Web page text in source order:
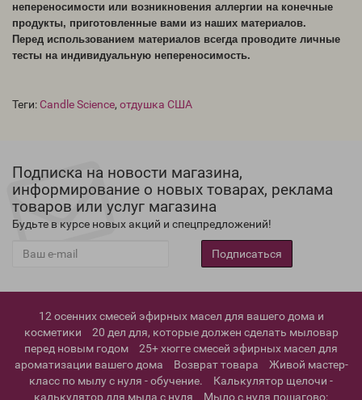
непереносимости или возникновения аллергии на конечные
продукты, приготовленные вами из наших материалов.
Перед использованием материалов всегда проводите личные
тесты на индивидуальную непереносимость.
Теги:Candle Science, отдушка США
Подписка на новости магазина,
информирование о новых товарах, реклама
товаров или услуг магазина
Будьте в курсе новых акций и спецпредложений!
Подписаться
12 осенних смесей эфирных масел для вашего дома и
косметики
20 дел для, которые должен сделать мыловар
перед новым годом
25+ хюгге смесей эфирных масел для
ароматизации вашего дома
Возврат товара
Живой мастер-
класс по мылу с нуля - обучение.
Калькулятор щелочи -
калькулятор для мыла с нуля
Мыло с нуля пошагово: